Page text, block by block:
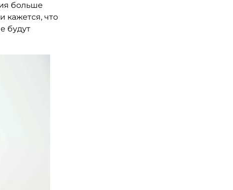
больше
кажется, что
будут